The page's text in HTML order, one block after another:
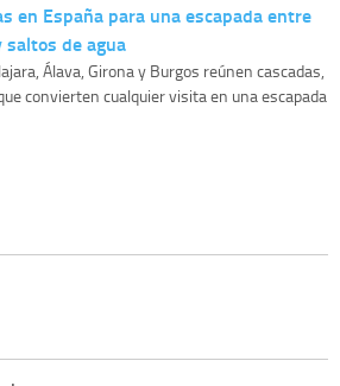
en España para una escapada entre
de agua
Álava, Girona y Burgos reúnen cascadas,
convierten cualquier visita en una escapada